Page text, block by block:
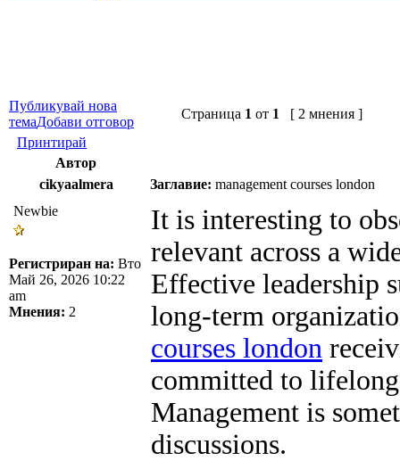
Публикувай нова
темаДобави отговор
Страница 1 от 1
[ 2 мнения ]
Принтирай
Автор
cikyaalmera
Заглавие: management courses london
Newbie
Регистриран на: Вто
Май 26, 2026 10:22
am
Мнения: 2
It is interesting to
relevant across a
Effective leadership
long-term
courses london
committed to
Management is
discussions.